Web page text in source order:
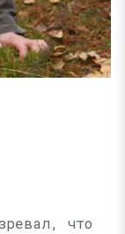
что